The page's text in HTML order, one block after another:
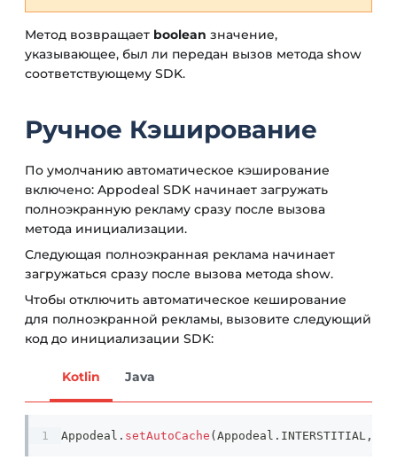
Метод возвращает boolean значение,
указывающее, был ли передан вызов метода show
соответствующему SDK.
Ручное Кэширование
По умолчанию автоматическое кэширование
включено: Appodeal SDK начинает загружать
полноэкранную рекламу сразу после вызова
метода инициализации.
Следующая полноэкранная реклама начинает
загружаться сразу после вызова метода show.
Чтобы отключить автоматическое кеширование
для полноэкранной рекламы, вызовите следующий
код до инициализации SDK:
Kotlin Java
Appodeal . setAutoCache ( Appodeal . INTERSTITIAL ,